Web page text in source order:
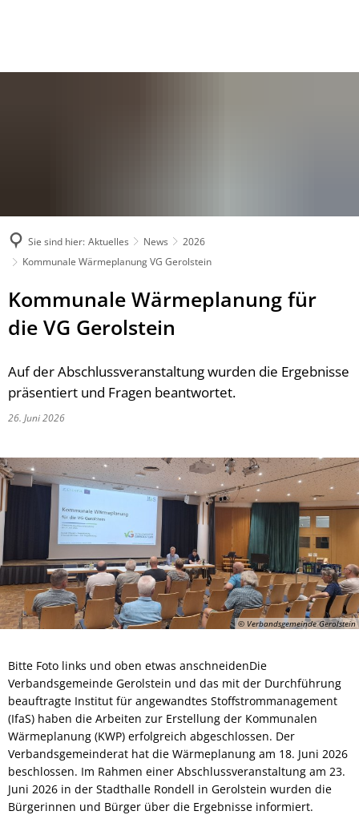
Sie sind hier: Aktuelles News
2026
Kommunale Wärmeplanung VG Gerolstein
Kommunale Wärmeplanung für
die VG Gerolstein
Auf der Abschlussveranstaltung wurden die Ergebnisse
präsentiert und Fragen beantwortet.
26. Juni 2026
© Verbandsgemeinde Gerolstein
Bitte Foto links und oben etwas anschneidenDie
Verbandsgemeinde Gerolstein und das mit der Durchführung
beauftragte Institut für angewandtes Stoffstrommanagement
(IfaS) haben die Arbeiten zur Erstellung der Kommunalen
Wärmeplanung (KWP) erfolgreich abgeschlossen. Der
Verbandsgemeinderat hat die Wärmeplanung am 18. Juni 2026
beschlossen. Im Rahmen einer Abschlussveranstaltung am 23.
Juni 2026 in der Stadthalle Rondell in Gerolstein wurden die
Bürgerinnen und Bürger über die Ergebnisse informiert.